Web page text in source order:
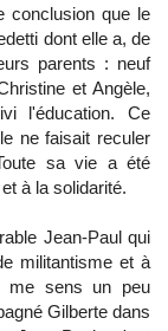
conclusion que le
dont elle a, de
parents : neuf
et Angèle,
l'éducation. Ce
ne faisait reculer
sa vie a été
à la solidarité.
Jean-Paul qui
militantisme et à
me sens un peu
Gilberte dans